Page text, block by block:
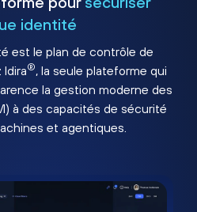
identité
est le plan de contrôle de
Idira®, la seule plateforme qui
la gestion moderne des
à des capacités de sécurité
et agentiques.